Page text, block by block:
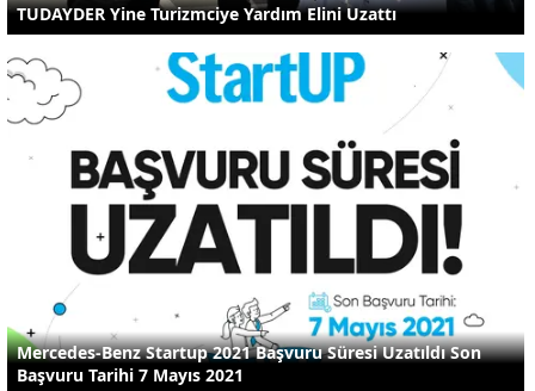
TUDAYDER Yine Turizmciye Yardım Elini Uzattı
Mercedes-Benz Startup 2021 Başvuru Süresi Uzatıldı Son
Başvuru Tarihi 7 Mayıs 2021